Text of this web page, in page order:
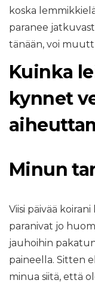
koska
paranee
tänään, voi
Kuinka
kynnet
Minun
Viisi päivää
paranivat jo
jauhoihin
paineella. Sitten
minua siitä, että